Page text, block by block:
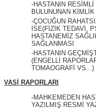
-HASTANIN RESİMLİ
BULUNUNAN KİMLİK
-ÇOCUĞUN
İSE(FİZİK TEDAVİ,
HASTANEMİZ
SAĞLANMASI
-HASTANIN
(ENGELLİ
TOMAOGRAFİ VS...)
VASİ RAPORLARI
-MAHKEMEDEN
YAZILMIŞ RESMİ